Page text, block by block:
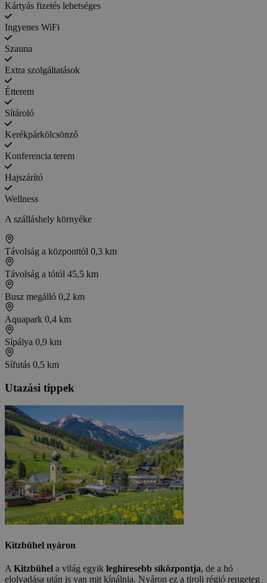
Kártyás fizetés lehetséges
Ingyenes WiFi
Szauna
Extra szolgáltatások
Étterem
Sítároló
Kerékpárkölcsönző
Konferencia terem
Hajszárító
Wellness
A szálláshely környéke
Távolság a központtól 0,3 km
Távolság a tótól 45,5 km
Busz megálló 0,2 km
Aquapark 0,4 km
Sípálya 0,9 km
Sífutás 0,5 km
Utazási tippek
Kitzbühel nyáron
A Kitzbühel a világ egyik leghíresebb síközpontja, de a hó
elolvadása után is van mit kínálnia. Nyáron ez a tiroli régió rengeteg